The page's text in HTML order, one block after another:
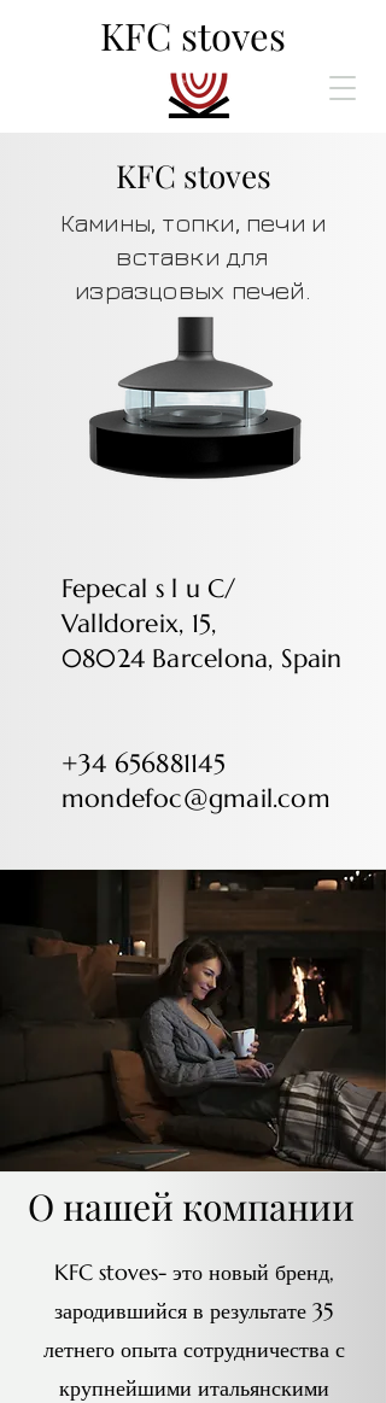
KFC stoves
KFC stoves
Камины, топки, печи и
вставки для
изразцовых печей.
Fepecal s l u C/
Valldoreix, 15,
08024 Barcelona, Spain
+34 656881145
mondefoc@gmail.com
О нашей компании
KFC stoves- это новый бренд,
зародившийся в результате 35
летнего опыта сотрудничества с
крупнейшими итальянскими